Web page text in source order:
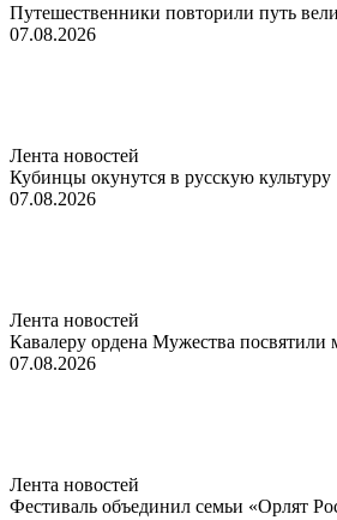
Путешественники повторили путь
07.08.2026
Лента новостей
Кубинцы окунутся в русскую культуру
07.08.2026
Лента новостей
Кавалеру ордена Мужества посвятили
07.08.2026
Лента новостей
Фестиваль объединил семьи «Орлят